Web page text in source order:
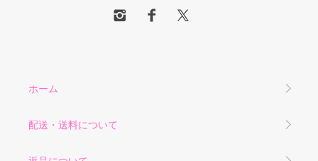
ホーム
配送・送料について